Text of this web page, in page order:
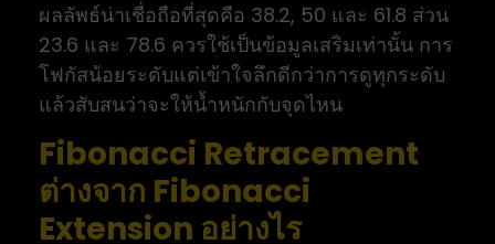
ผลลัพธ์น่าเชื่อถือที่สุดคือ 38.2, 50 และ 61.8 ส่วน
23.6 และ 78.6 ควรใช้เป็นข้อมูลเสริมเท่านั้น การ
โฟกัสน้อยระดับแต่เข้าใจลึกดีกว่าการดูทุกระดับ
แล้วสับสนว่าจะให้น้ำหนักกับจุดไหน
Fibonacci Retracement
ต่างจาก Fibonacci
Extension อย่างไร